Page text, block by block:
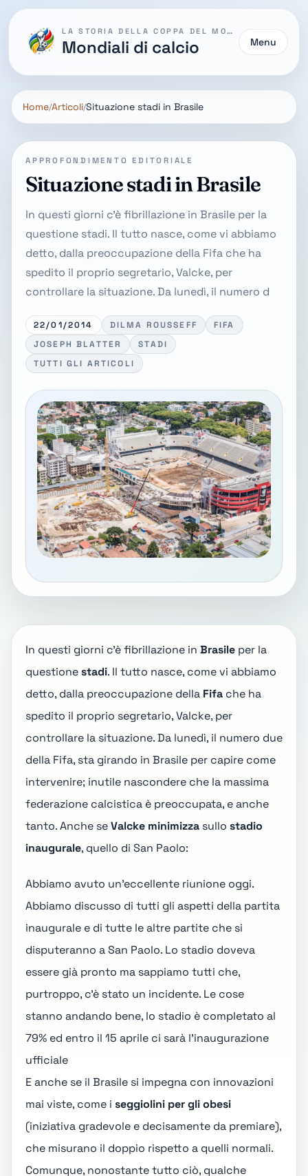
LA STORIA DELLA COPPA DEL MONDO
Mondiali di calcio Menu
Home Articoli Situazione stadi in Brasile
APPROFONDIMENTO EDITORIALE
Situazione stadi in Brasile
In questi giorni c'è fibrillazione in Brasile per la
questione stadi. Il tutto nasce, come vi abbiamo
detto, dalla preoccupazione della Fifa che ha
spedito il proprio segretario, Valcke, per
controllare la situazione. Da lunedì, il numero d
22/01/2014 DILMA ROUSSEFF
FIFA
JOSEPH BLATTER
STADI
TUTTI GLI ARTICOLI
In questi giorni c'è fibrillazione in Brasile per la
questionestadi. Il tutto nasce, come vi abbiamo
detto, dalla preoccupazione della Fifa che ha
spedito il proprio segretario, Valcke, per
controllare la situazione. Da lunedì, il numero due
della Fifa, sta girando in Brasile per capire come
intervenire; inutile nascondere che la massima
federazione calcistica è preoccupata, e anche
tanto. Anche seValcke minimizza sullo stadio
inaugurale, quello di San Paolo:
Abbiamo avuto un'eccellente riunione oggi.
Abbiamo discusso di tutti gli aspetti della partita
inaugurale e di tutte le altre partite che si
disputeranno a San Paolo. Lo stadio doveva
essere già pronto ma sappiamo tutti che,
purtroppo, c'è stato un incidente. Le cose
stanno andando bene, lo stadio è completato al
79% ed entro il 15 aprile ci sarà l'inaugurazione
ufficiale
E anche se il Brasile si impegna con innovazioni
mai viste, come i seggiolini per gli obesi
(iniziativa gradevole e decisamente da premiare),
che misurano il doppio rispetto a quelli normali.
Comunque, nonostante tutto ciò, qualche